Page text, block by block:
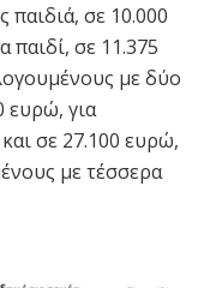
σε 10.000
σε 11.375
με δύο
ευρώ, για
σε 27.100 ευρώ,
με τέσσερα